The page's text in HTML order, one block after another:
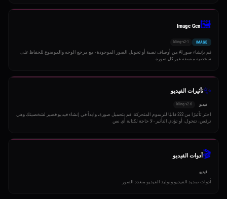
🖼️
Image Gen
IMAGE
kling-v2-1
قم بإنشاء صور AI من أوصاف نصية أو تحويل الصور الموجودة - مع مرجع الوجه والموضوع للحفاظ على
شخصية متسقة عبر كل صورة
✨تأثيرات الفيديو
فيديو kling-v2-6
اختر تأثيرًا من 222 قالبًا للرسوم المتحركة، قم بتحميل صورة، وابدأ في إنشاء فيديو قصير لشخصيتك وهي
ترقص، تتحول، أو تؤدي التأثير - لا حاجة لكتابة أي نص
🎬أدوات الفيديو
فيديو
أدوات تمديد الفيديو وتوليد الفيديو متعدد الصور